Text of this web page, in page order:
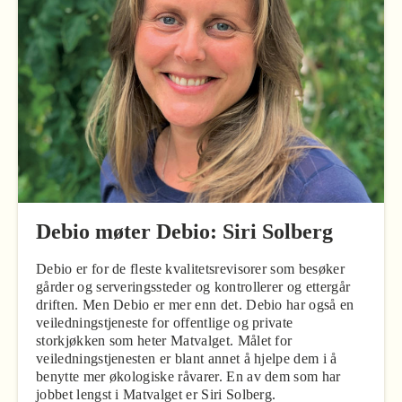
Debio møter Debio: Siri Solberg
Debio er for de fleste kvalitetsrevisorer som besøker
gårder og serveringssteder og kontrollerer og ettergår
driften. Men Debio er mer enn det. Debio har også en
veiledningstjeneste for offentlige og private
storkjøkken som heter Matvalget. Målet for
veiledningstjenesten er blant annet å hjelpe dem i å
benytte mer økologiske råvarer. En av dem som har
jobbet lengst i Matvalget er Siri Solberg.